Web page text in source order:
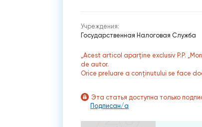
Учреждения:
Государственная Налоговая Служба
„Acest articol aparține exclusiv P.P.
de autor.
Orice preluare a conținutului se face
Эта статья доступна только
Подписан/а